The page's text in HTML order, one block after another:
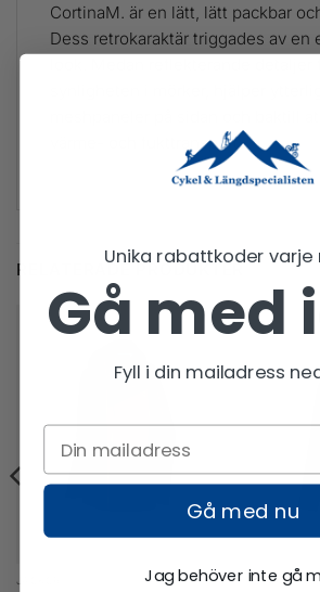
CortinaM. är en lätt, lätt packbar
Dess retrokaraktär triggades av en
värme- och fukttransport.
RELATERADE PRODUKTER
JACKOR JACKOR
Unika rabattkoder varje
Gå med
Fyll i din mailadress
Gå med nu
Jag behöver inte gå